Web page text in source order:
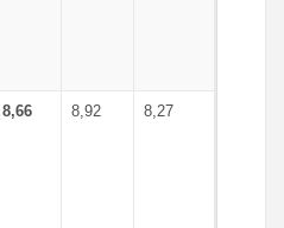
8,66 8,92 8,27